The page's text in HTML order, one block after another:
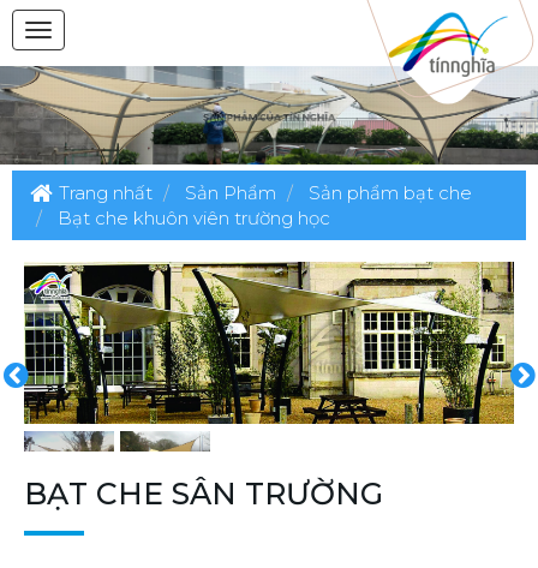
Trang nhất Sản Phẩm
Sản phẩm bạt che
Bạt che khuôn viên trường học
BẠT CHE SÂN TRƯỜNG